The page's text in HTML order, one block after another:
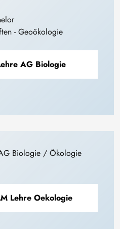
- Geoökologie
AG Biologie
Biologie / Ökologie
Lehre Oekologie